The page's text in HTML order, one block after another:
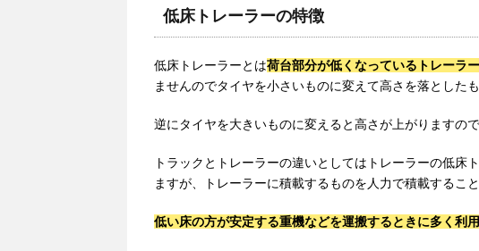
低床トレーラーの特徴
低床トレーラーとは荷台部分が低くなっているトレーラー
ませんのでタイヤを小さいものに変えて高さを落としたも
逆にタイヤを大きいものに変えると高さが上がりますの
トラックとトレーラーの違いとしてはトレーラーの低床
ますが、トレーラーに積載するものを人力で積載すること
低い床の方が安定する重機などを運搬するときに多く利